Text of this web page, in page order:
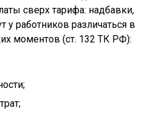
сверх тарифа: надбавки,
у работников различаться в
моментов (ст. 132 ТК РФ):